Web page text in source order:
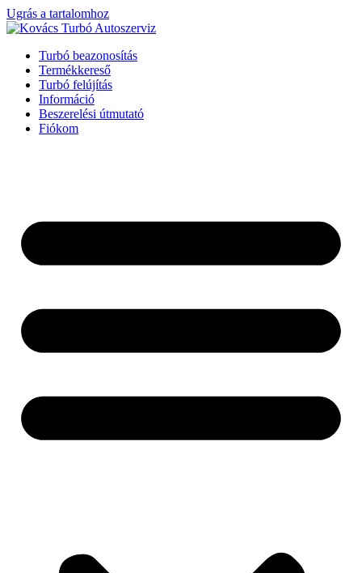
Ugrás a tartalomhoz
Turbó beazonosítás
Termékkereső
Turbó felújítás
Információ
Beszerelési útmutató
Fiókom